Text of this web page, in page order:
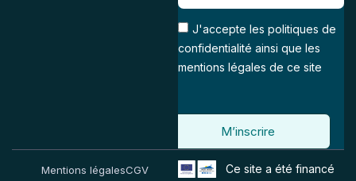
J'accepte les politiques de
confidentialité ainsi que les
mentions légales de ce site
M’inscrire
Mentions légalesCGV
Ce site a été financé